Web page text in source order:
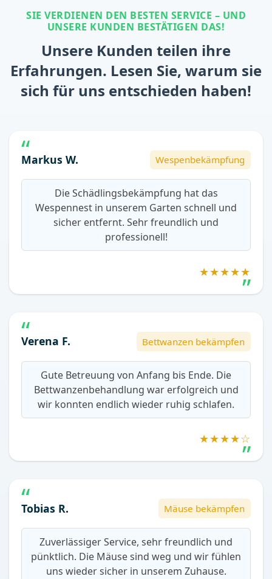
SIE VERDIENEN DEN BESTEN SERVICE – UND
UNSERE KUNDEN BESTÄTIGEN DAS!
Unsere Kunden teilen ihre
Erfahrungen. Lesen Sie, warum sie
sich für uns entschieden haben!
Markus W. Wespenbekämpfung
Die Schädlingsbekämpfung hat das
Wespennest in unserem Garten schnell und
sicher entfernt. Sehr freundlich und
professionell!
★★★★★
Verena F. Bettwanzen bekämpfen
Gute Betreuung von Anfang bis Ende. Die
Bettwanzenbehandlung war erfolgreich und
wir konnten endlich wieder ruhig schlafen.
★★★★☆
Tobias R. Mäuse bekämpfen
Zuverlässiger Service, sehr freundlich und
pünktlich. Die Mäuse sind weg und wir fühlen
uns wieder sicher in unserem Zuhause.